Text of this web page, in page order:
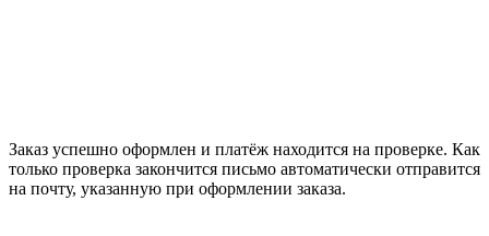
Заказ успешно оформлен и платёж находится на проверке. Как
только проверка закончится письмо автоматически отправится
на почту, указанную при оформлении заказа.